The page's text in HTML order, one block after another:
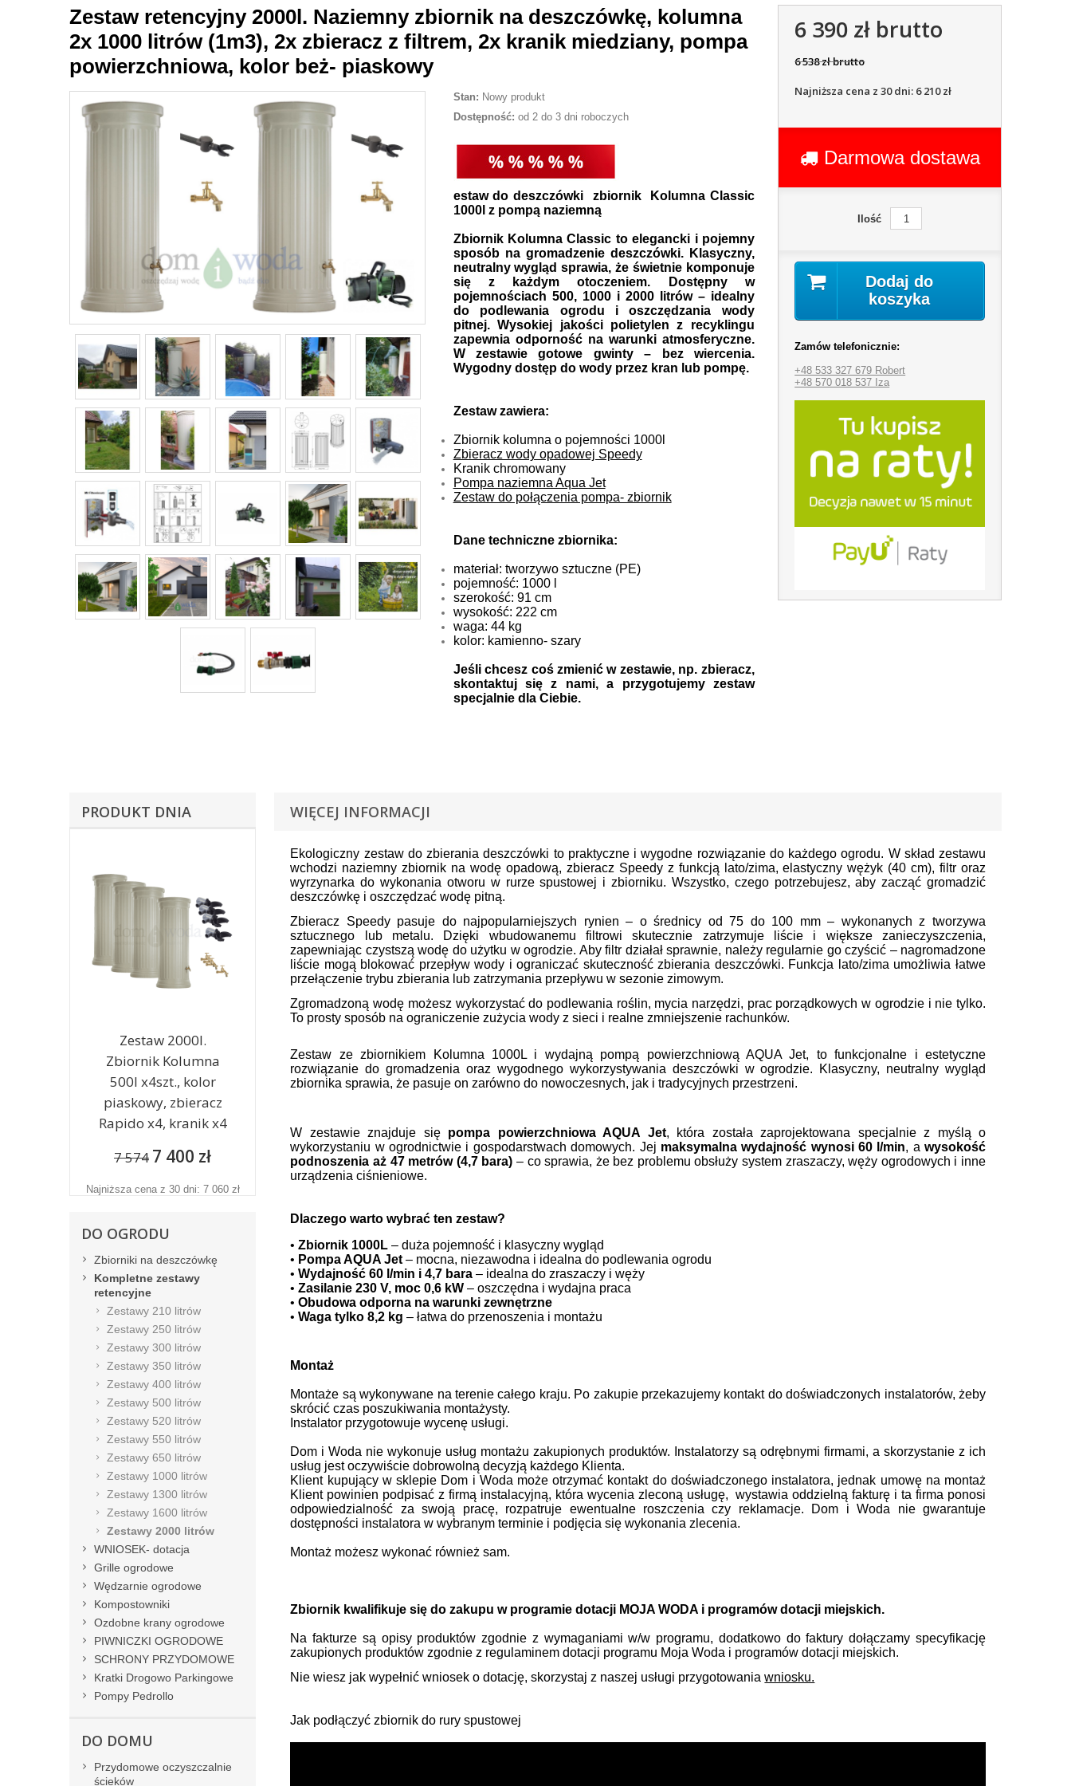
Zestaw retencyjny 2000l. Naziemny zbiornik na deszczówkę, kolumna
2x 1000 litrów (1m3), 2x zbieracz z filtrem, 2x kranik miedziany, pompa
powierzchniowa, kolor beż- piaskowy
Stan: Nowy produkt
Dostępność: od 2 do 3 dni roboczych
estaw do deszczówki zbiornik Kolumna Classic
1000l z pompą naziemną
Zbiornik Kolumna Classic to elegancki i pojemny
sposób na gromadzenie deszczówki. Klasyczny,
neutralny wygląd sprawia, że świetnie komponuje
się z każdym otoczeniem. Dostępny w
pojemnościach 500, 1000 i 2000 litrów – idealny
do podlewania ogrodu i oszczędzania wody
pitnej. Wysokiej jakości polietylen z recyklingu
zapewnia odporność na warunki atmosferyczne.
W zestawie gotowe gwinty – bez wiercenia.
Wygodny dostęp do wody przez kran lub pompę.
Zestaw zawiera:
Zbiornik kolumna o pojemności 1000l
Zbieracz wody opadowej Speedy
Kranik chromowany
Pompa naziemna Aqua Jet
Zestaw do połączenia pompa- zbiornik
Dane techniczne zbiornika:
materiał: tworzywo sztuczne (PE)
pojemność: 1000 l
szerokość: 91 cm
wysokość: 222 cm
waga: 44 kg
kolor: kamienno- szary
Jeśli chcesz coś zmienić w zestawie, np. zbieracz,
skontaktuj się z nami, a przygotujemy zestaw
specjalnie dla Ciebie.
6 390 zł brutto
6 538 zł brutto
Najniższa cena z 30 dni: 6 210 zł
Darmowa dostawa
Ilość
Dodaj do
koszyka
Zamów telefonicznie:
+48 533 327 679 Robert
+48 570 018 537 Iza
WIĘCEJ INFORMACJI
Ekologiczny zestaw do zbierania deszczówki to praktyczne i wygodne rozwiązanie do każdego ogrodu. W skład zestawu
wchodzi naziemny zbiornik na wodę opadową, zbieracz Speedy z funkcją lato/zima, elastyczny wężyk (40 cm), filtr oraz
wyrzynarka do wykonania otworu w rurze spustowej i zbiorniku. Wszystko, czego potrzebujesz, aby zacząć gromadzić
deszczówkę i oszczędzać wodę pitną.
Zbieracz Speedy pasuje do najpopularniejszych rynien – o średnicy od 75 do 100 mm – wykonanych z tworzywa
sztucznego lub metalu. Dzięki wbudowanemu filtrowi skutecznie zatrzymuje liście i większe zanieczyszczenia,
zapewniając czystszą wodę do użytku w ogrodzie. Aby filtr działał sprawnie, należy regularnie go czyścić – nagromadzone
liście mogą blokować przepływ wody i ograniczać skuteczność zbierania deszczówki. Funkcja lato/zima umożliwia łatwe
przełączenie trybu zbierania lub zatrzymania przepływu w sezonie zimowym.
Zgromadzoną wodę możesz wykorzystać do podlewania roślin, mycia narzędzi, prac porządkowych w ogrodzie i nie tylko.
To prosty sposób na ograniczenie zużycia wody z sieci i realne zmniejszenie rachunków.
Zestaw ze zbiornikiem Kolumna 1000L i wydajną pompą powierzchniową AQUA Jet, to funkcjonalne i estetyczne
rozwiązanie do gromadzenia oraz wygodnego wykorzystywania deszczówki w ogrodzie. Klasyczny, neutralny wygląd
zbiornika sprawia, że pasuje on zarówno do nowoczesnych, jak i tradycyjnych przestrzeni.
W zestawie znajduje się pompa powierzchniowa AQUA Jet, która została zaprojektowana specjalnie z myślą o
wykorzystaniu w ogrodnictwie i gospodarstwach domowych. Jej maksymalna wydajność wynosi 60 l/min, awysokość
podnoszenia aż 47 metrów (4,7 bara) – co sprawia, że bez problemu obsłuży system zraszaczy, węży ogrodowych i inne
urządzenia ciśnieniowe.
Dlaczego warto wybrać ten zestaw?
•Zbiornik 1000L – duża pojemność i klasyczny wygląd
• Pompa AQUA Jet – mocna, niezawodna i idealna do podlewania ogrodu
•Wydajność 60 l/min i 4,7 bara – idealna do zraszaczy i węży
•Zasilanie 230 V, moc 0,6 kW – oszczędna i wydajna praca
•Obudowa odporna na warunki zewnętrzne
•Waga tylko 8,2 kg – łatwa do przenoszenia i montażu
Montaż
Montaże są wykonywane na terenie całego kraju. Po zakupie przekazujemy kontakt do doświadczonych instalatorów, żeby
skrócić czas poszukiwania montażysty.
Instalator przygotowuje wycenę usługi.
Dom i Woda nie wykonuje usług montażu zakupionych produktów. Instalatorzy są odrębnymi firmami, a skorzystanie z ich
usług jest oczywiście dobrowolną decyzją każdego Klienta.
Klient kupujący w sklepie Dom i Woda może otrzymać kontakt do doświadczonego instalatora, jednak umowę na montaż
Klient powinien podpisać z firmą instalacyjną, która wycenia zleconą usługę, wystawia oddzielną fakturę i ta firma ponosi
odpowiedzialność za swoją pracę, rozpatruje ewentualne roszczenia czy reklamacje. Dom i Woda nie gwarantuje
dostępności instalatora w wybranym terminie i podjęcia się wykonania zlecenia.
Montaż możesz wykonać również sam.
Zbiornik kwalifikuje się do zakupu w programie dotacji MOJA WODA i programów dotacji miejskich.
Na fakturze są opisy produktów zgodnie z wymaganiami w/w programu, dodatkowo do faktury dołączamy specyfikację
zakupionych produktów zgodnie z regulaminem dotacji programu Moja Woda i programów dotacji miejskich.
Nie wiesz jak wypełnić wniosek o dotację, skorzystaj z naszej usługi przygotowaniawniosku.
Jak podłączyć zbiornik do rury spustowej
PRODUKT DNIA
Zestaw 2000l.
Zbiornik Kolumna
500l x4szt., kolor
piaskowy, zbieracz
Rapido x4, kranik x4
7 574 7 400 zł
Najniższa cena z 30 dni: 7 060 zł
DO OGRODU
Zbiorniki na deszczówkę
Kompletne zestawy
retencyjne
Zestawy 210 litrów
Zestawy 250 litrów
Zestawy 300 litrów
Zestawy 350 litrów
Zestawy 400 litrów
Zestawy 500 litrów
Zestawy 520 litrów
Zestawy 550 litrów
Zestawy 650 litrów
Zestawy 1000 litrów
Zestawy 1300 litrów
Zestawy 1600 litrów
Zestawy 2000 litrów
WNIOSEK- dotacja
Grille ogrodowe
Wędzarnie ogrodowe
Kompostowniki
Ozdobne krany ogrodowe
PIWNICZKI OGRODOWE
SCHRONY PRZYDOMOWE
Kratki Drogowo Parkingowe
Pompy Pedrollo
DO DOMU
Przydomowe oczyszczalnie
ścieków